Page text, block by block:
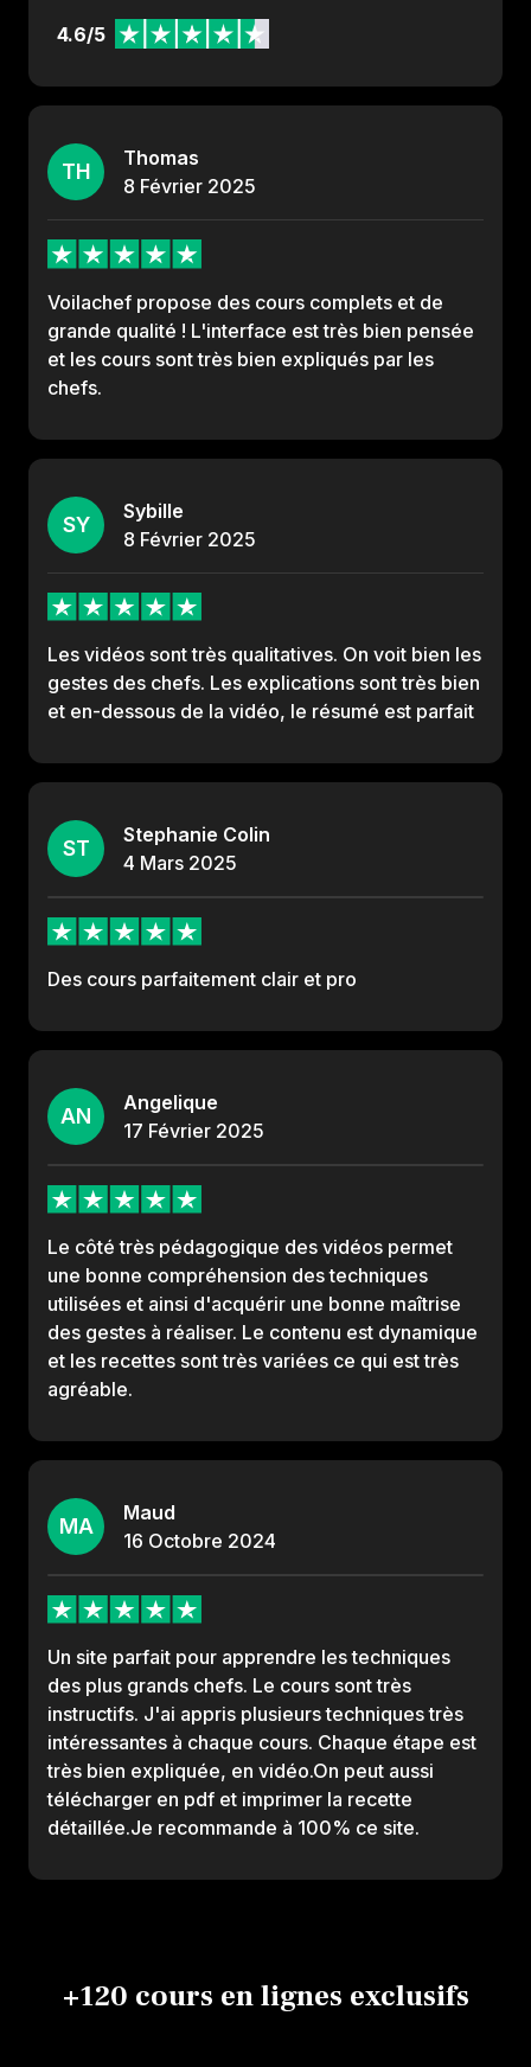
4.6/5
TH
Thomas
8 Février 2025
Voilachef propose des cours complets et de
grande qualité ! L'interface est très bien pensée
et les cours sont très bien expliqués par les
chefs.
SY
Sybille
8 Février 2025
Les vidéos sont très qualitatives. On voit bien les
gestes des chefs. Les explications sont très bien
et en-dessous de la vidéo, le résumé est parfait
ST
Stephanie Colin
4 Mars 2025
Des cours parfaitement clair et pro
AN
Angelique
17 Février 2025
Le côté très pédagogique des vidéos permet
une bonne compréhension des techniques
utilisées et ainsi d'acquérir une bonne maîtrise
des gestes à réaliser. Le contenu est dynamique
et les recettes sont très variées ce qui est très
agréable.
MA
Maud
16 Octobre 2024
Un site parfait pour apprendre les techniques
des plus grands chefs. Le cours sont très
instructifs. J'ai appris plusieurs techniques très
intéressantes à chaque cours. Chaque étape est
très bien expliquée, en vidéo.On peut aussi
télécharger en pdf et imprimer la recette
détaillée.Je recommande à 100% ce site.
+120 cours en lignes exclusifs